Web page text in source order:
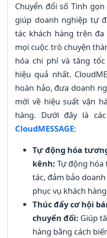
Chuyển đổi số Tinh
giúp doanh nghiệp tự
tác khách hàng trên
mọi cuộc trò chuyện
hóa chi phí và tăng
hiệu quả nhất.
hoàn hảo, đưa doanh
mới về hiệu suất vận
hàng. Dưới đây là
CloudMESSAGE:
Tự động hóa
kênh: Tự động
tác, đảm bảo
phục vụ khách
Thúc đẩy cơ hội
chuyển đổi: Giúp
hàng bằng cách